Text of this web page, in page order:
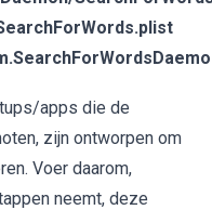
apps die de
zijn ontworpen om
Voer daarom,
neemt, deze